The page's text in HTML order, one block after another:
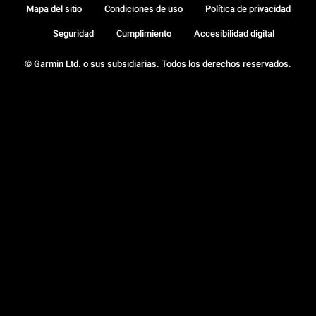
© Garmin Ltd. o sus subsidiarias. Todos los derechos reservados.
Mapa del sitio Condiciones de uso Política de privacidad
Seguridad Cumplimiento Accesibilidad digital